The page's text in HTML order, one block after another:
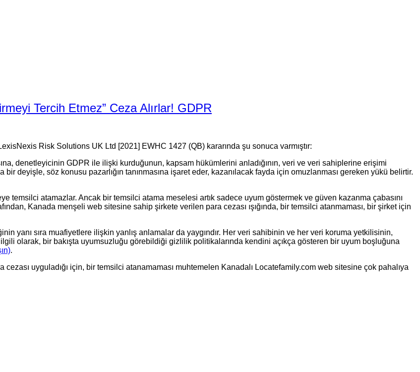
Tercih Etmez” Ceza Alırlar! GDPR
Risk Solutions UK Ltd [2021] EWHC 1427 (QB) kararında şu sonuca varmıştır:
denetleyicinin GDPR ile ilişki kurduğunun, kapsam hükümlerini anladığının, veri ve veri sahiplerine erişimi
deyişle, söz konusu pazarlığın tanınmasına işaret eder, kazanılacak fayda için omuzlanması gereken yükü belirtir.
temsilci atamazlar. Ancak bir temsilci atama meselesi artık sadece uyum göstermek ve güven kazanma çabasını
Kanada menşeli web sitesine sahip şirkete verilen para cezası ışığında, bir temsilci atanmaması, bir şirket için
yanı sıra muafiyetlere ilişkin yanlış anlamalar da yaygındır. Her veri sahibinin ve her veri koruma yetkilisinin,
olarak, bir bakışta uyumsuzluğu görebildiği gizlilik politikalarında kendini açıkça gösteren bir uyum boşluğuna
.
uyguladığı için, bir temsilci atanamaması muhtemelen Kanadalı Locatefamily.com web sitesine çok pahalıya